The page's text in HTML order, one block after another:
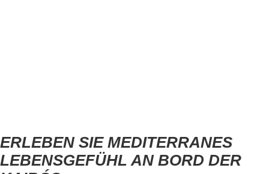
ERLEBEN SIE MEDITERRANES
LEBENSGEFÜHL AN BORD DER